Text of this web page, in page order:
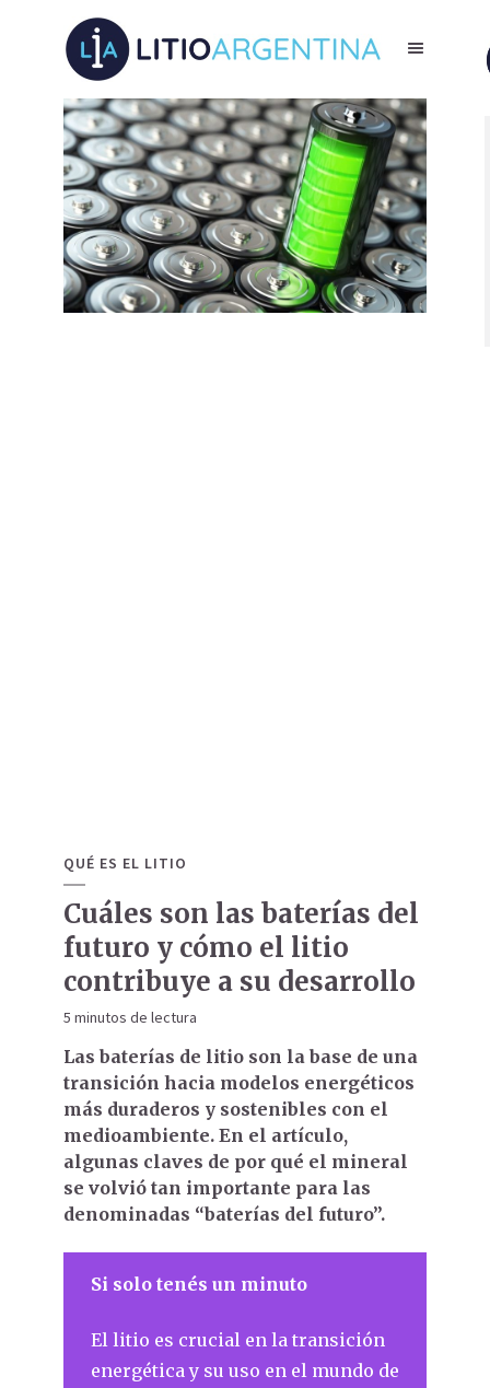
QUÉ ES EL LITIO
Cuáles son las baterías del
futuro y cómo el litio
contribuye a su desarrollo
5 minutos de lectura
Las baterías de litio son la base de una
transición hacia modelos energéticos
más duraderos y sostenibles con el
medioambiente. En el artículo,
algunas claves de por qué el mineral
se volvió tan importante para las
denominadas “baterías del futuro”.
Si solo tenés un minuto
El litio es crucial en la transición
energética y su uso en el mundo de